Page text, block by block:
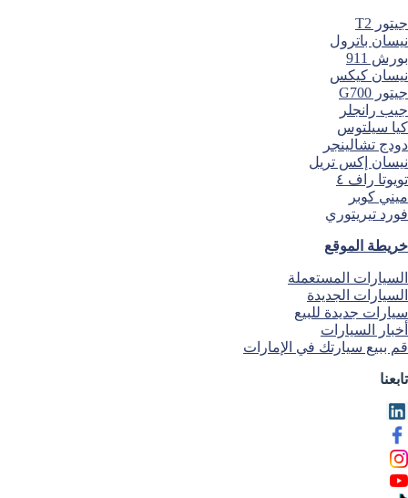
جيتور T2
نيسان باترول
بورش 911
نيسان كيكس
جيتور G700
جيب رانجلر
كيا سيلتوس
دودج تشالينجر
نيسان إكس تريل
تويوتا راف ٤
ميني كوبر
فورد تيريتوري
خريطة الموقع
السيارات المستعملة
السيارات الجديدة
سيارات جديدة للبيع
أخبار السيارات
قم ببيع سيارتك في الإمارات
تابعنا